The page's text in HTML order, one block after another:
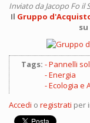
Inviato daJacopo Fo il
Il Gruppo
su
Tags:
Pannelli
Energia
Ecologia e
Accedi o registrati per